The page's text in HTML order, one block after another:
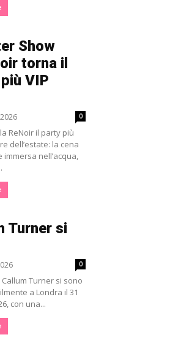
Show
torna il
VIP
0
ReNoir il party più
dell’estate: la cena
immersa nell’acqua,
Turner si
0
Callum Turner si sono
a Londra il 31
con una...